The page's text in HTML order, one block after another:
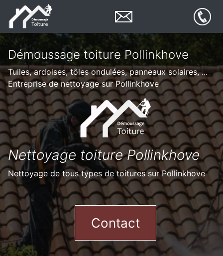
Démoussage toiture Pollinkhove
Tuiles, ardoises, tôles ondulées, panneaux solaires, ...
Entreprise de nettoyage sur Pollinkhove
Nettoyage toiture Pollinkhove
Nettoyage de tous types de toitures sur Pollinkhove
Contact